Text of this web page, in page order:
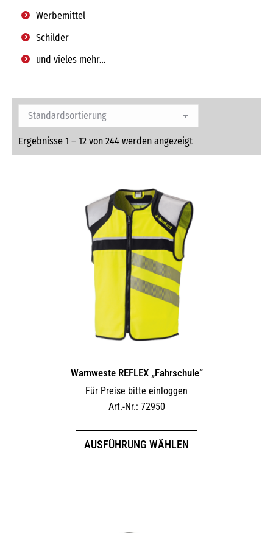
Werbemittel
Schilder
und vieles mehr…
Ergebnisse 1 – 12 von 244 werden angezeigt
Warnweste REFLEX „Fahrschule“
Für Preise bitte einloggen
Art.-Nr.: 72950
AUSFÜHRUNG WÄHLEN